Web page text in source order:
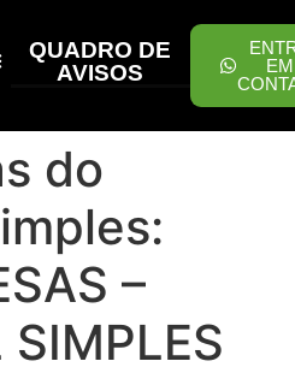
QUADRO DE
AVISOS
EM
do
–
SIMPLES